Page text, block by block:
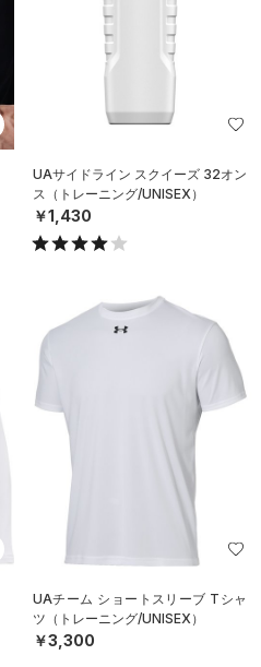
UAサイドライン スクイーズ 32オン
ス（トレーニング/UNISEX）
￥1,430
UAチーム ショートスリーブ Tシャ
ツ（トレーニング/UNISEX）
￥3,300